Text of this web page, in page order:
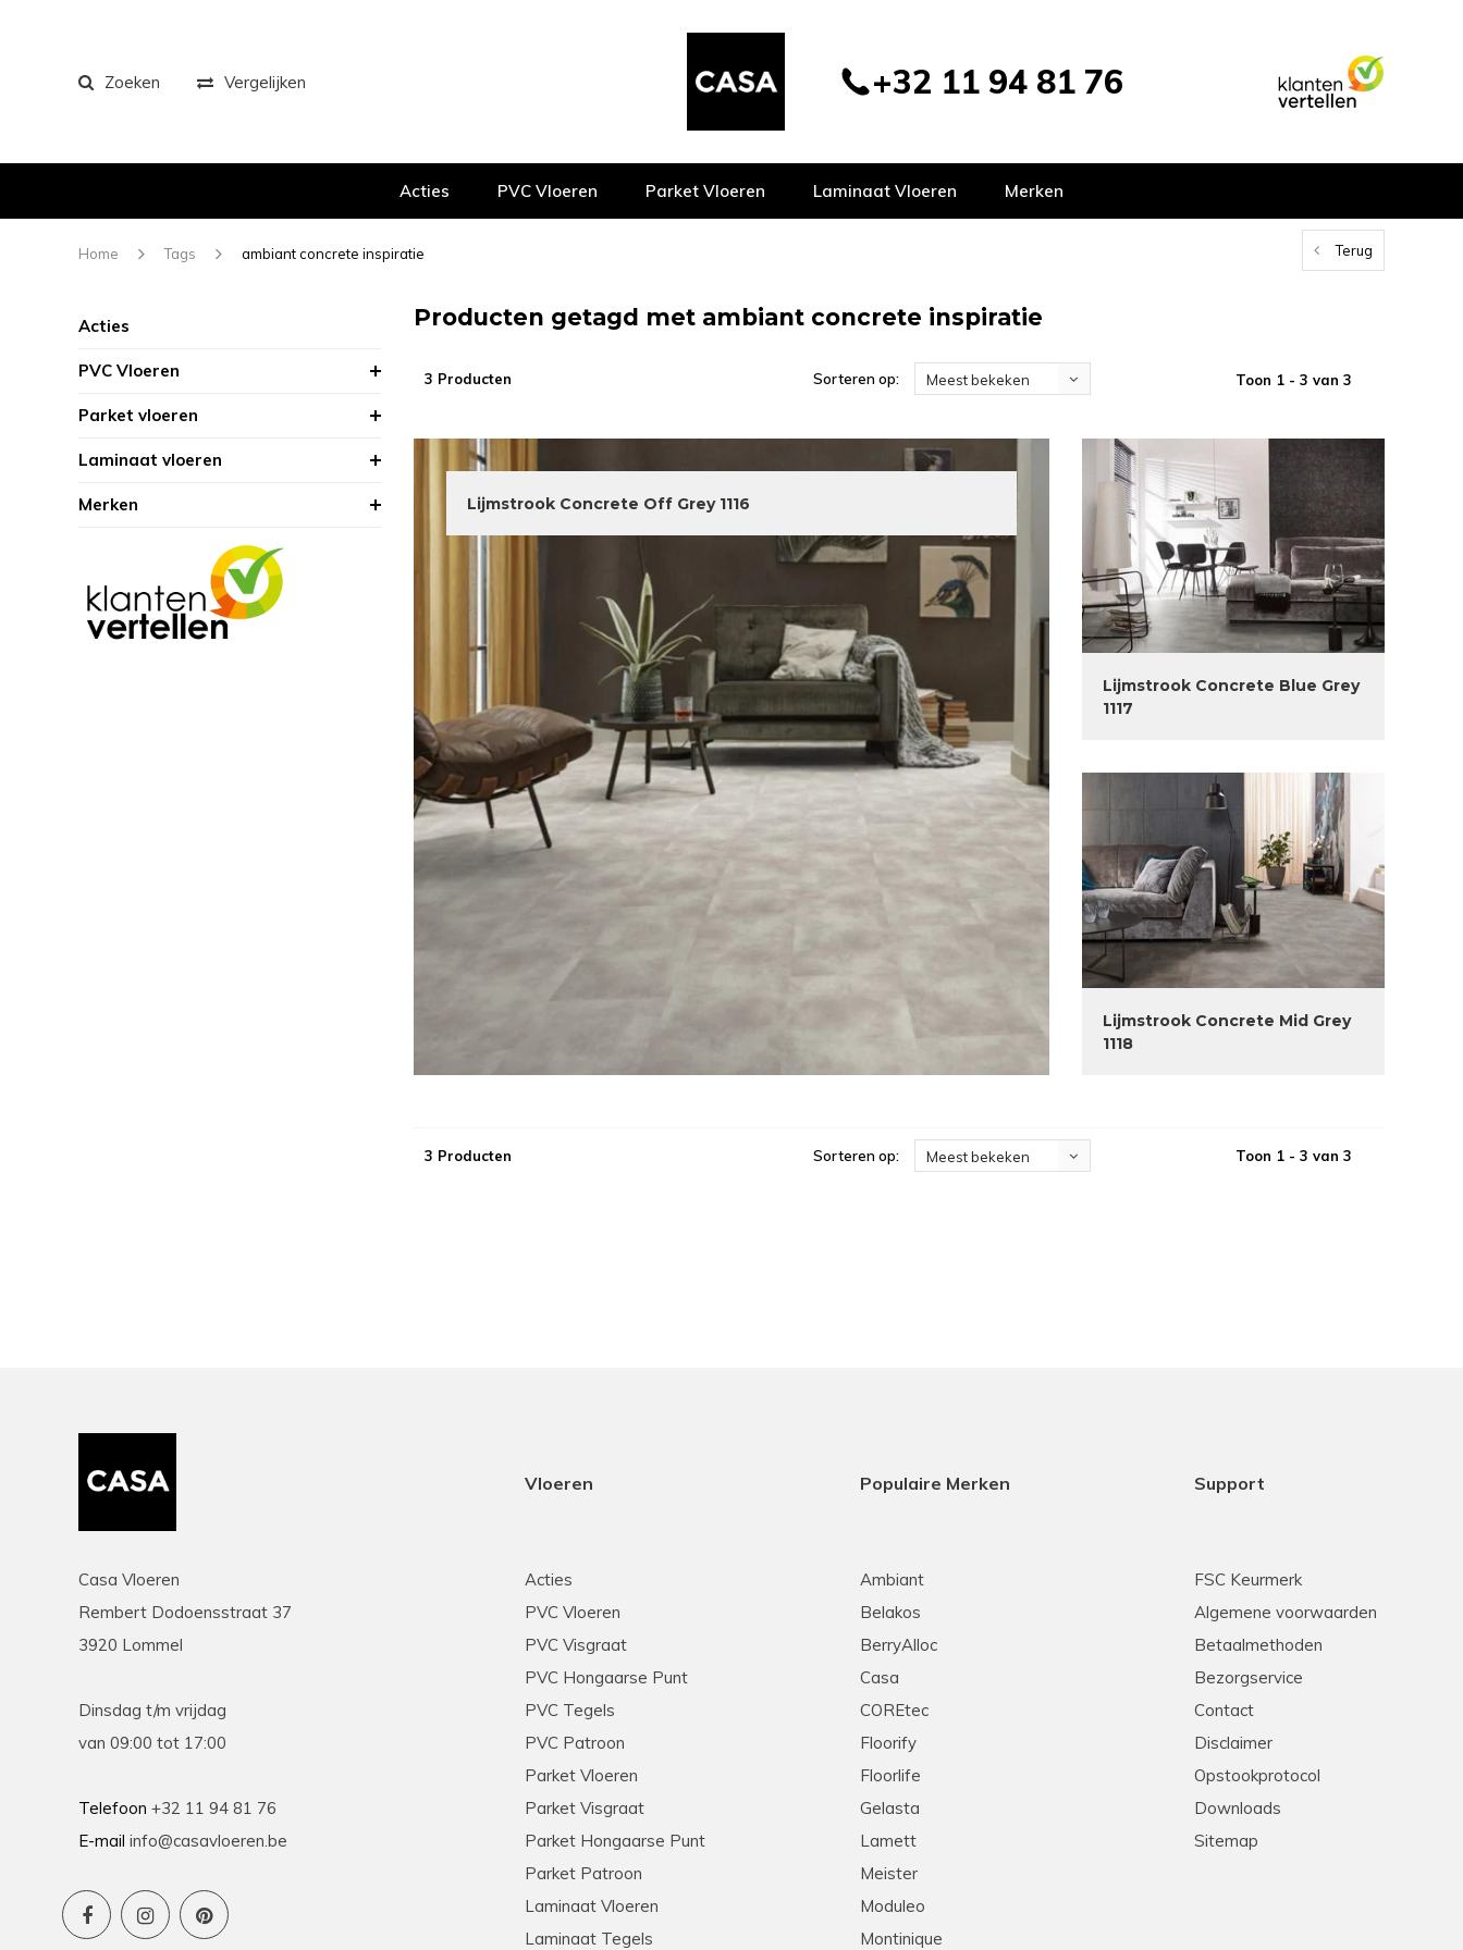
Zoeken Vergelijken +32 11 94 81 76
Acties PVC Vloeren Parket Vloeren Laminaat Vloeren Merken
Home Tags ambiant concrete inspiratie Terug
Acties
PVC Vloeren
Parket vloeren
Laminaat vloeren
Merken
Producten getagd met ambiant concrete inspiratie
3 Producten Sorteren op: Meest bekeken Toon 1 - 3 van 3
Lijmstrook Concrete Off Grey 1116
Lijmstrook Concrete Blue Grey
1117
Lijmstrook Concrete Mid Grey
1118
3 Producten Sorteren op: Meest bekeken Toon 1 - 3 van 3
Casa Vloeren
Rembert Dodoensstraat 37
3920 Lommel
Dinsdag t/m vrijdag
van 09:00 tot 17:00
Telefoon +32 11 94 81 76
E-mail info@casavloeren.be
Vloeren
Acties
PVC Vloeren
PVC Visgraat
PVC Hongaarse Punt
PVC Tegels
PVC Patroon
Parket Vloeren
Parket Visgraat
Parket Hongaarse Punt
Parket Patroon
Laminaat Vloeren
Laminaat Tegels
Populaire Merken
Ambiant
Belakos
BerryAlloc
Casa
COREtec
Floorify
Floorlife
Gelasta
Lamett
Meister
Moduleo
Montinique
Support
FSC Keurmerk
Algemene voorwaarden
Betaalmethoden
Bezorgservice
Contact
Disclaimer
Opstookprotocol
Downloads
Sitemap